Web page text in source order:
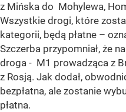
z Mińska do Mohylewa,
Wszystkie drogi, które
kategorii, będą płatne –
Szczerba przypomniał, że
droga - M1 prowadząca z
z Rosją. Jak dodał,
bezpłatna, ale zostanie
płatna.